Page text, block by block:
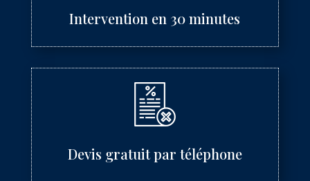
Intervention en 30 minutes
Devis gratuit par téléphone